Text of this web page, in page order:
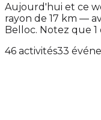
Aujourd'hui et ce
rayon de 17 km —
Belloc. Notez que
46 activités33